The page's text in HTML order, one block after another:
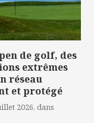
de golf, des
extrêmes
réseau
et protégé
2026, dans